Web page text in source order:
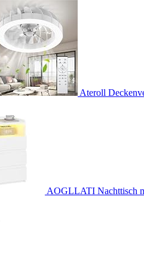
Ateroll
AOGLLATI Nachttisch